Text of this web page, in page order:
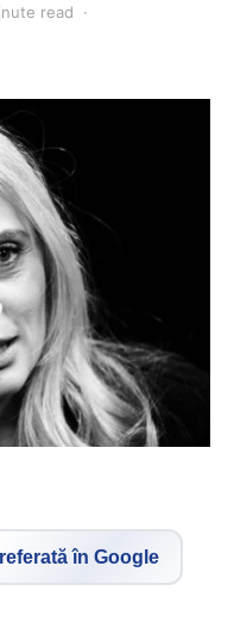
read
în Google